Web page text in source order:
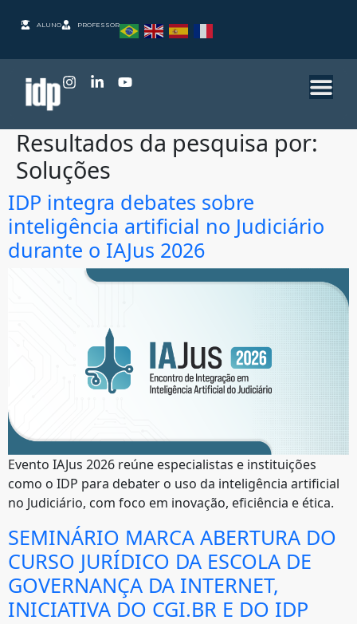
ALUNO PROFESSOR
Resultados da pesquisa por:
Soluções
IDP integra debates sobre
inteligência artificial no Judiciário
durante o IAJus 2026
Evento IAJus 2026 reúne especialistas e instituições
como o IDP para debater o uso da inteligência artificial
no Judiciário, com foco em inovação, eficiência e ética.
SEMINÁRIO MARCA ABERTURA DO
CURSO JURÍDICO DA ESCOLA DE
GOVERNANÇA DA INTERNET,
INICIATIVA DO CGI.BR E DO IDP